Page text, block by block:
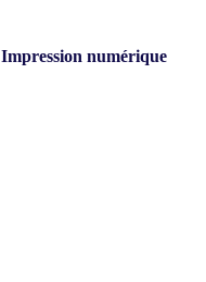
Impression numérique